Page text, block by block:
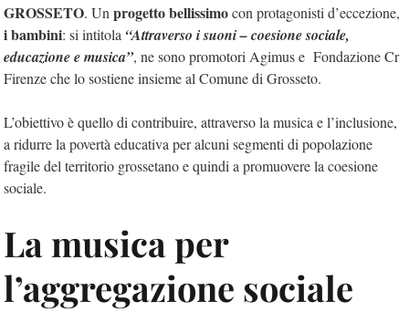
GROSSETO. Un progetto bellissimocon protagonisti d’eccezione,
i bambini: si intitola “Attraverso i suoni – coesione sociale,
educazione e musica”, ne sono promotori Agimus e Fondazione Cr
Firenze che lo sostiene insieme al Comune di Grosseto.
L’obiettivo è quello di contribuire, attraverso la musica e l’inclusione,
a ridurre la povertà educativa per alcuni segmenti di popolazione
fragile del territorio grossetano e quindi a promuovere la coesione
sociale.
La musica per
l’aggregazione sociale